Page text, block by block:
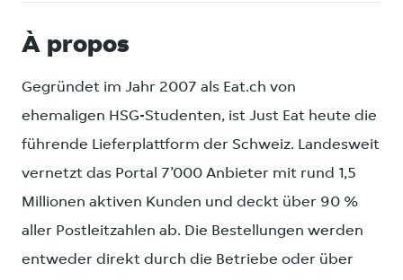
À propos
Gegründet im Jahr 2007 als Eat.ch von
ehemaligen HSG-Studenten, ist Just Eat heute die
führende Lieferplattform der Schweiz. Landesweit
vernetzt das Portal 7’000 Anbieter mit rund 1,5
Millionen aktiven Kunden und deckt über 90 %
aller Postleitzahlen ab. Die Bestellungen werden
entweder direkt durch die Betriebe oder über